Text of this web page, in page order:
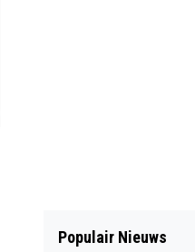
Populair Nieuws